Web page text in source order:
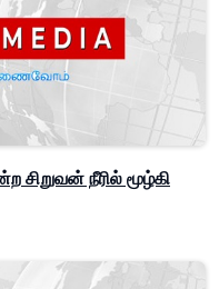
சிறுவன் நீரில் மூழ்கி